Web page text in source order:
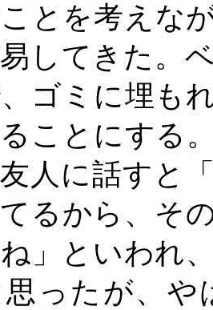
とを考えな
してきた。
ゴミに埋も
ことにする
人に話すと
るから、そ
」といわれ
ったが、